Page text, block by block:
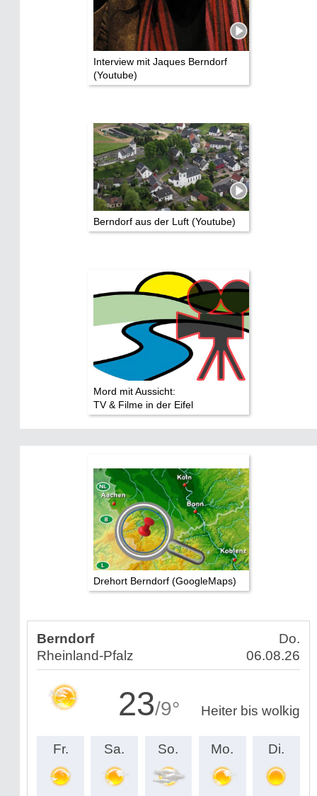
Interview mit Jaques Berndorf
(Youtube)
Berndorf aus der Luft (Youtube)
Mord mit Aussicht:
TV & Filme in der Eifel
Drehort Berndorf (GoogleMaps)